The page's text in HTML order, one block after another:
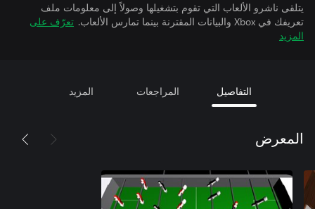
يتلقى ناشرو الألعاب التي تقوم بتشغيلها وصولاً إلى معلومات ملف
تعريفك في Xbox والبيانات المقترنة بينما تمارس الألعاب.
تعرّف على
المزيد
التفاصيل المراجعات المزيد
المعرض